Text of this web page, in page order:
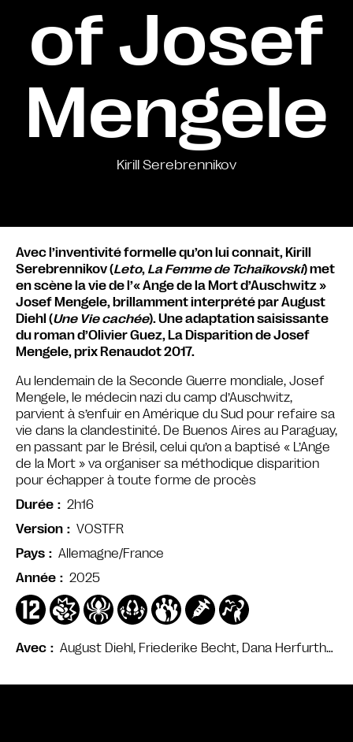
of Josef
Mengele
Kirill Serebrennikov
Avec August Diehl, Friederike Becht, Dana Herfurth…
Avec l’inventivité formelle qu’on lui connait, Kirill
Serebrennikov (Leto, La Femme de Tchaïkovski) met
en scène la vie de l’« Ange de la Mort d’Auschwitz »
Josef Mengele, brillamment interprété par August
Diehl (Une Vie cachée). Une adaptation saisissante
du roman d’Olivier Guez, La Disparition de Josef
Mengele, prix Renaudot 2017.
Au lendemain de la Seconde Guerre mondiale, Josef
Mengele, le médecin nazi du camp d’Auschwitz,
parvient à s’enfuir en Amérique du Sud pour refaire sa
vie dans la clandestinité. De Buenos Aires au Paraguay,
en passant par le Brésil, celui qu’on a baptisé « L’Ange
de la Mort » va organiser sa méthodique disparition
pour échapper à toute forme de procès
Durée
2h16
Version
VOSTFR
Pays
Allemagne/France
Année
2025